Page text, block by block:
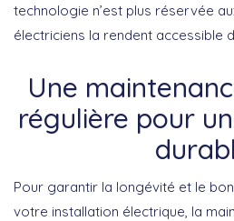
technologie n’est plus réservée
électriciens la rendent accessible
Une
régulière pour
Pour garantir la longévité et le
votre installation électrique, la